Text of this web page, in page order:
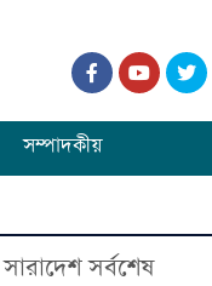
সম্পাদকীয়
সারাদেশ সর্বশেষ